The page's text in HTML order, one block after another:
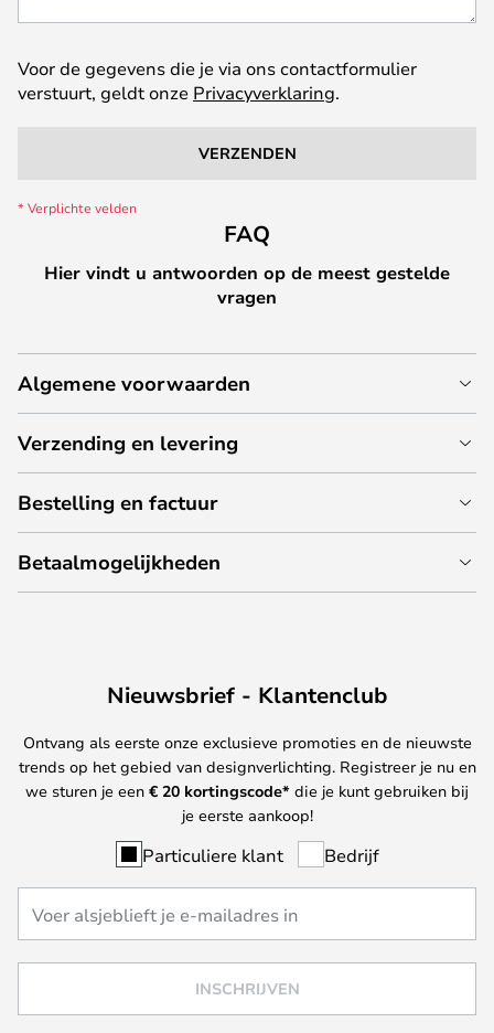
Voor de gegevens die je via ons contactformulier
verstuurt, geldt onze Privacyverklaring.
VERZENDEN
FAQ
Hier vindt u antwoorden op de meest gestelde
vragen
Algemene voorwaarden
Verzending en levering
Bestelling en factuur
Betaalmogelijkheden
Nieuwsbrief - Klantenclub
Ontvang als eerste onze exclusieve promoties en de nieuwste
trends op het gebied van designverlichting. Registreer je nu en
we sturen je een € 20 kortingscode* die je kunt gebruiken bij
je eerste aankoop!
Particuliere klant Bedrijf
INSCHRIJVEN